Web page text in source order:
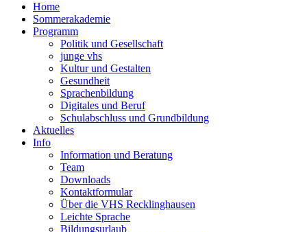
Home
Sommerakademie
Programm
Politik und Gesellschaft
junge vhs
Kultur und Gestalten
Gesundheit
Sprachenbildung
Digitales und Beruf
Schulabschluss und Grundbildung
Aktuelles
Info
Information und Beratung
Team
Downloads
Kontaktformular
Über die VHS Recklinghausen
Leichte Sprache
Bildungsurlaub